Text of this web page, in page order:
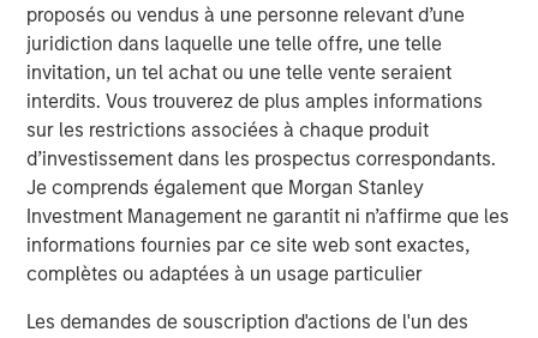
proposés ou vendus à une personne relevant d’une
juridiction dans laquelle une telle offre, une telle
invitation, un tel achat ou une telle vente seraient
interdits. Vous trouverez de plus amples informations
sur les restrictions associées à chaque produit
d’investissement dans les prospectus correspondants.
Je comprends également que Morgan Stanley
Investment Management ne garantit ni n’affirme que les
informations fournies par ce site web sont exactes,
complètes ou adaptées à un usage particulier
Les demandes de souscription d'actions de l'un des
Fixed Income Team
Our capabilities are driven by six specialized teams that
span the global fixed income capital markets. Each
specialized team has the autonomy to implement its own
approach while centralized resources allow them to
focus on driving investment excellence.
Idées liées